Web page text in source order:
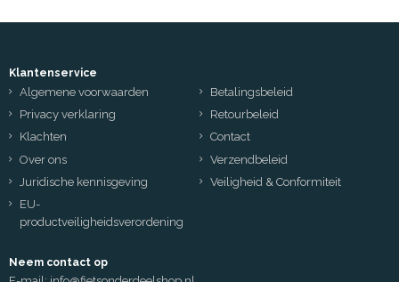
Klantenservice
Algemene voorwaarden
Betalingsbeleid
Privacy verklaring
Retourbeleid
Klachten
Contact
Over ons
Verzendbeleid
Juridische kennisgeving
Veiligheid & Conformiteit
EU-
productveiligheidsverordening
Neem contact op